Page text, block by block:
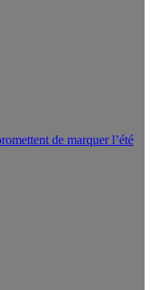
de marquer l’été